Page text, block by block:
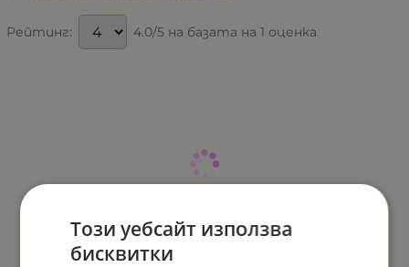
Рейтинг: 4.0/5 на базата на 1 оценка
Този уебсайт използва
бисквитки